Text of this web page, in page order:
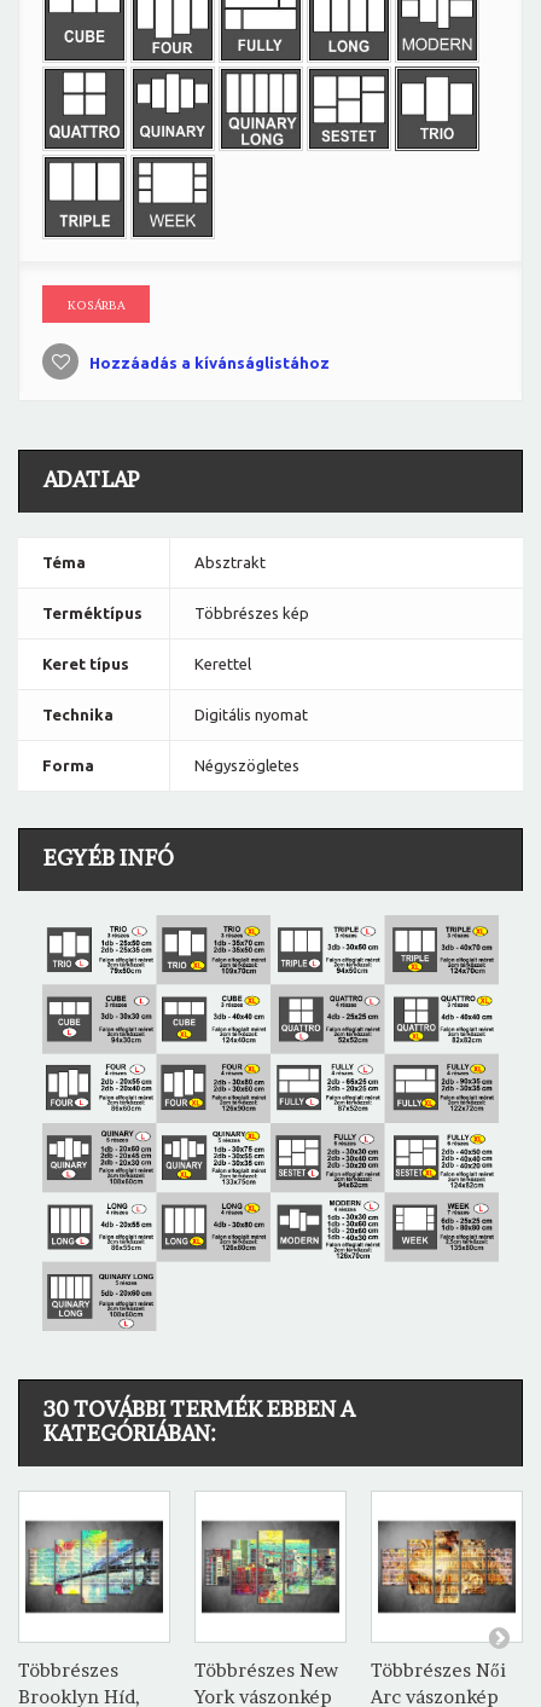
KOSÁRBA
Hozzáadás a kívánságlistához
ADATLAP
Téma Absztrakt
Terméktípus Többrészes kép
Keret típus Kerettel
Technika Digitális nyomat
Forma Négyszögletes
EGYÉB INFÓ
30 TOVÁBBI TERMÉK EBBEN A
KATEGÓRIÁBAN:
Többrészes
Brooklyn Híd,
Többrészes New
York vászonkép
Többrészes Női
Arc vászonkép